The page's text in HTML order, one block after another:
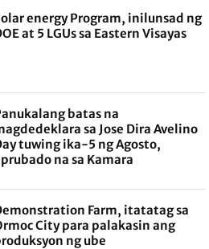
energy Program, inilunsad ng
at 5 LGUs sa Eastern Visayas
batas na
sa Jose Dira Avelino
tuwing ika-5 ng Agosto,
na sa Kamara
Farm, itatatag sa
City para palakasin ang
ng ube